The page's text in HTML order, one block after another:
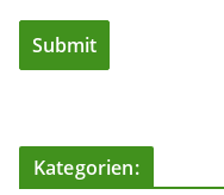
Kategorien: